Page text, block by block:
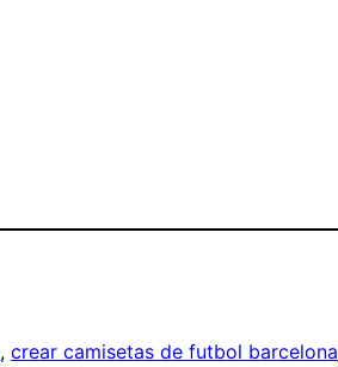
, crear camisetas de futbol barcelona